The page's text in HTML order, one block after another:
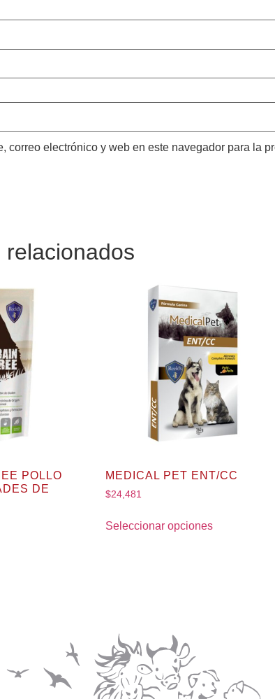
correo electrónico y web en este navegador para la
relacionados
POLLO
DE
MEDICAL PET ENT/CC
$24,481
Seleccionar opciones